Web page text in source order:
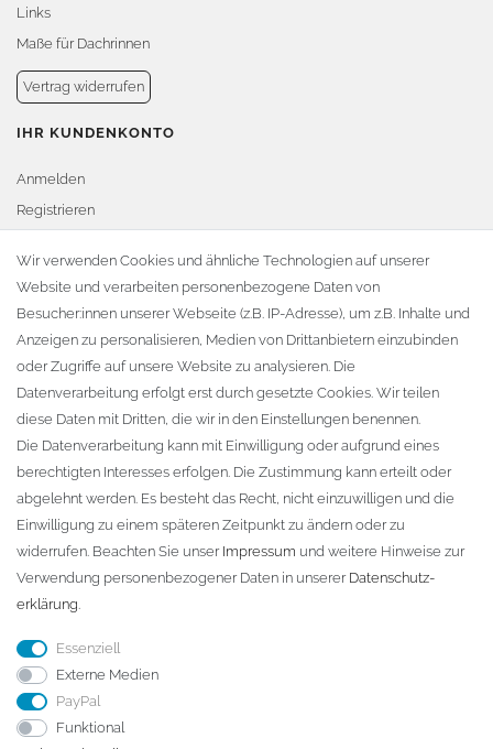
Links
Maße für Dachrinnen
Vertrag widerrufen
IHR KUNDENKONTO
Anmelden
Registrieren
Warenkorb
Zur Kasse
KONTAKT
Fa. Steffen Jost
Söbrigener Weg 50
D-01796 Pirna
Telefon:+49 (0)3501 507295
info@dach-teufel.de
Wir verwenden Cookies und ähnliche Technologien auf unserer
Website und verarbeiten personenbezogene Daten von
Besucher:innen unserer Webseite (z.B. IP-Adresse), um z.B. Inhalte und
Anzeigen zu personalisieren, Medien von Drittanbietern einzubinden
oder Zugriffe auf unsere Website zu analysieren. Die
Datenverarbeitung erfolgt erst durch gesetzte Cookies. Wir teilen
diese Daten mit Dritten, die wir in den Einstellungen benennen.
Die Datenverarbeitung kann mit Einwilligung oder aufgrund eines
berechtigten Interesses erfolgen. Die Zustimmung kann erteilt oder
abgelehnt werden. Es besteht das Recht, nicht einzuwilligen und die
Einwilligung zu einem späteren Zeitpunkt zu ändern oder zu
widerrufen. Beachten Sie unser Impressum und weitere Hinweise zur
Verwendung personenbezogener Daten in unserer Daten­schutz­
erklärung.
Essenziell
Externe Medien
PayPal
Funktional